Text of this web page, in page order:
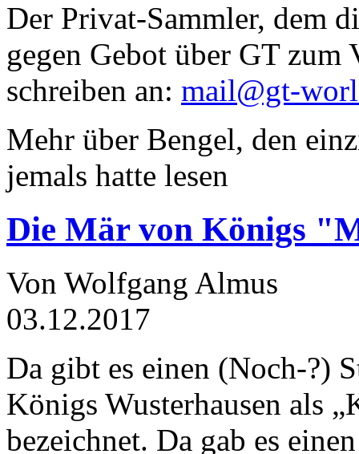
Der Privat-Sammler, dem
gegen Gebot über GT zum
schreiben an: mail@gt-
Mehr über Bengel, den
jemals hatte lesen
Die Mär von Königs
Von Wolfgang Almus
03.12.2017
Da gibt es einen (Noch-?)
Königs Wusterhausen als
bezeichnet. Da gab es